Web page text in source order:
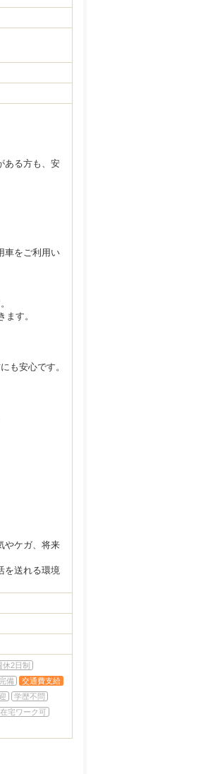
ある方も、安
車をご利用い
す。
も安心です。
やケガ、将来
を送れる環境
休2日制
備
交通費支給
学歴不問
在宅ワーク可